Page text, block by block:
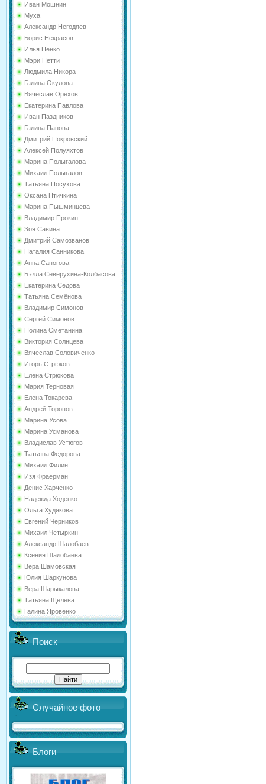
Иван Мошнин
Муха
Александр Негодяев
Борис Некрасов
Илья Ненко
Мэри Нетти
Людмила Никора
Галина Окулова
Вячеслав Орехов
Екатерина Павлова
Иван Паздников
Галина Панова
Дмитрий Покровский
Алексей Полуяхтов
Марина Полыгалова
Михаил Полыгалов
Татьяна Посухова
Оксана Птичкина
Марина Пышминцева
Владимир Прокин
Зоя Савина
Дмитрий Самозванов
Наталия Санникова
Анна Сапогова
Бэлла Северухина-Колбасова
Екатерина Седова
Татьяна Семёнова
Владимир Симонов
Сергей Симонов
Полина Сметанина
Виктория Солнцева
Вячеслав Соловиченко
Игорь Стрюков
Елена Стрюкова
Мария Терновая
Елена Токарева
Андрей Торопов
Марина Усова
Марина Усманова
Владислав Устюгов
Татьяна Федорова
Михаил Филин
Изя Фраерман
Денис Харченко
Надежда Ходенко
Ольга Худякова
Евгений Черников
Михаил Четыркин
Александр Шалобаев
Ксения Шалобаева
Вера Шамовская
Юлия Шаркунова
Вера Шарыкалова
Татьяна Щелева
Галина Яровенко
Поиск
Случайное фото
Блоги